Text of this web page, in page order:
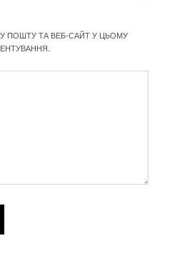
ПОШТУ ТА ВЕБ-САЙТ У ЦЬОМУ